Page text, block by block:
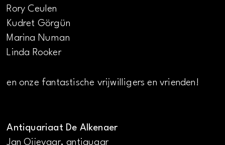
Rory Ceulen
Kudret Görgün
Marina Numan
Linda Rooker
en onze fantastische vrijwilligers en vrienden!
Antiquariaat De Alkenaer
Jan Oijevaar, antiquaar